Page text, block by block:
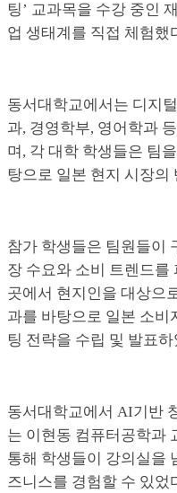
팅’ 교과목을 수강 중인
업 생태계를 직접 체험했
동서대학교에서는 디지
과, 경영학부, 영어학과
며, 각 대학 학생들은 팀
탕으로 일본 현지 시장의
참가 학생들은 팀원들이
장 수요와 소비 트렌드를
곳에서 현지인을 대상으
과를 바탕으로 일본 소비
팅 전략을 수립 및 발표하
동서대학교에서 AI기반
는 이현동 컴퓨터공학과
통해 학생들이 강의실을
즈니스를 경험할 수 있었